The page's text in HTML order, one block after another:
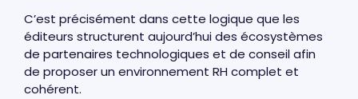
C’est précisément dans cette logique que les
éditeurs structurent aujourd’hui des écosystèmes
de partenaires technologiques et de conseil afin
de proposer un environnement RH complet et
cohérent.